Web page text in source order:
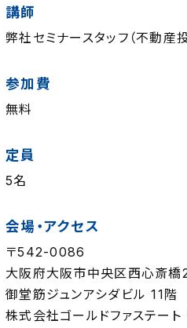
講師
弊社セミナースタッフ（不動産
参加費
無料
定員
5名
会場・アクセス
〒542-0086
大阪府大阪市中央区西心斎
御堂筋ジュンアシダビル 11階
株式会社ゴールドファステート